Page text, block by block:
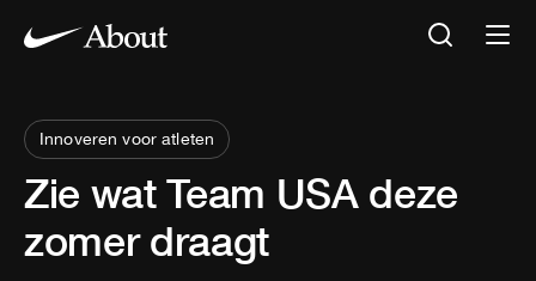
Innoveren voor atleten
Zie wat Team USA deze
zomer draagt